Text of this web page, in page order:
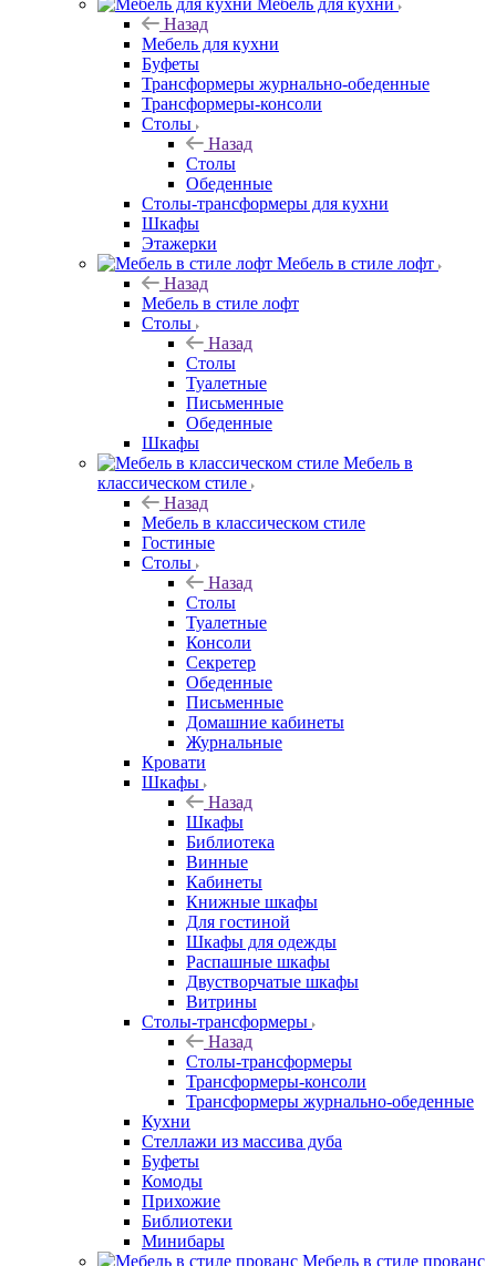
Мебель для кухни
Назад
Мебель для кухни
Буфеты
Трансформеры журнально-обеденные
Трансформеры-консоли
Столы
Назад
Столы
Обеденные
Столы-трансформеры для кухни
Шкафы
Этажерки
Мебель в стиле лофт
Назад
Мебель в стиле лофт
Столы
Назад
Столы
Туалетные
Письменные
Обеденные
Шкафы
Мебель в
классическом стиле
Назад
Мебель в классическом стиле
Гостиные
Столы
Назад
Столы
Туалетные
Консоли
Секретер
Обеденные
Письменные
Домашние кабинеты
Журнальные
Кровати
Шкафы
Назад
Шкафы
Библиотека
Винные
Кабинеты
Книжные шкафы
Для гостиной
Шкафы для одежды
Распашные шкафы
Двустворчатые шкафы
Витрины
Столы-трансформеры
Назад
Столы-трансформеры
Трансформеры-консоли
Трансформеры журнально-обеденные
Кухни
Стеллажи из массива дуба
Буфеты
Комоды
Прихожие
Библиотеки
Минибары
Мебель в стиле прованс